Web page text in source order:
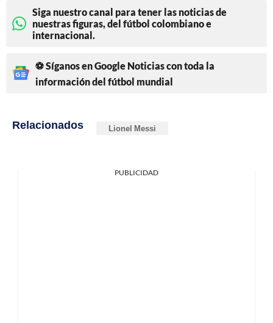
Siga nuestro canal para tener las noticias de
nuestras figuras, del fútbol colombiano e
internacional.
⚽ Síganos en Google Noticias con toda la
información del fútbol mundial
Relacionados Lionel Messi
PUBLICIDAD